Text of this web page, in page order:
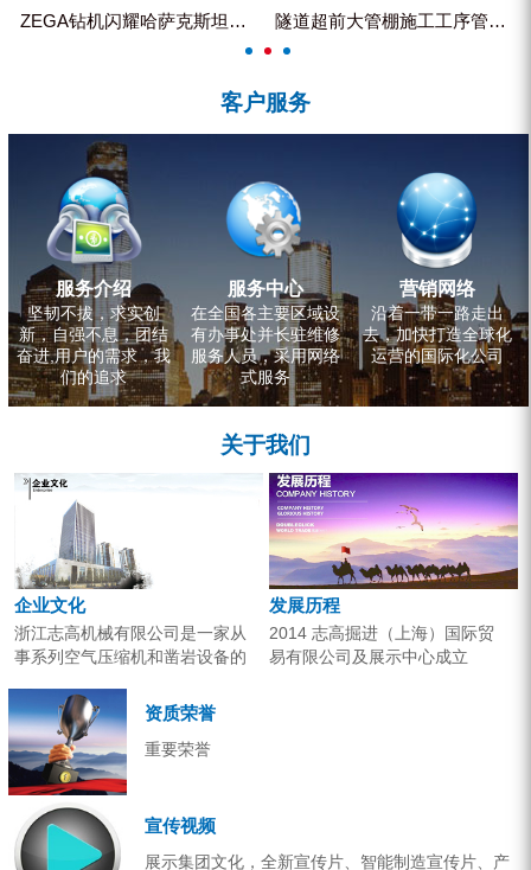
ZEGA钻机闪耀哈萨克斯坦国际... 隧道超前大管棚施工工序管理控制
客户服务
服务介绍
坚韧不拔，求实创
新，自强不息，团结
奋进,用户的需求，我
们的追求
服务中心
在全国各主要区域设
有办事处并长驻维修
服务人员，采用网络
式服务
营销网络
沿着一带一路走出
去，加快打造全球化
运营的国际化公司
关于我们
企业文化
浙江志高机械有限公司是一家从
事系列空气压缩机和凿岩设备的
的专业机构。产品广泛应用于工
业气源、各类矿山开采和工程项
目建设。企业以技术开发为核
心，...
发展历程
2014 志高掘进（上海）国际贸
易有限公司及展示中心成立
资质荣誉
重要荣誉
宣传视频
展示集团文化，全新宣传片、智能制造宣传片、产